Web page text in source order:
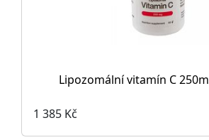
Lipozomální vitamín C
1 385 Kč